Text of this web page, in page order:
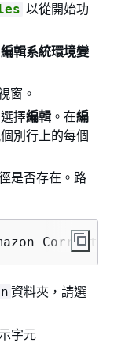
以從開始功
編輯系統環境變
窗。
擇編輯 。在編
別行上的每個
是否存在。路
資料夾，請選
字元